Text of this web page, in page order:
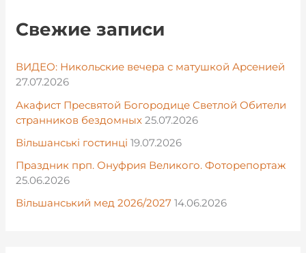
Свежие записи
ВИДЕО: Никольские вечера с матушкой Арсенией
27.07.2026
Акафист Пресвятой Богородице Светлой Обители
странников бездомных 25.07.2026
Вільшанські гостинці 19.07.2026
Праздник прп. Онуфрия Великого. Фоторепортаж
25.06.2026
Вільшанський мед 2026/2027 14.06.2026